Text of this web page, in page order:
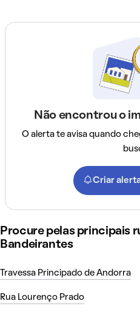
Não encontrou o
O alerta te avisa quando
Criar
Procure pelas principais
Bandeirantes
Travessa Principado de Andorra
Rua Lourenço Prado